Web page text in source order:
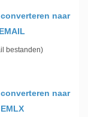
naar
EMAIL
bestanden)
naar
EMLX